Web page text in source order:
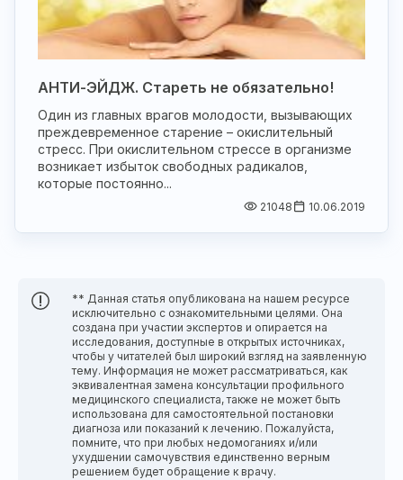
АНТИ-ЭЙДЖ. Стареть не обязательно!
Один из главных врагов молодости, вызывающих
преждевременное старение – окислительный
стресс. При окислительном стрессе в организме
возникает избыток свободных радикалов,
которые постоянно...
21048 10.06.2019
** Данная статья опубликована на нашем ресурсе
исключительно с ознакомительными целями. Она
создана при участии экспертов и опирается на
исследования, доступные в открытых источниках,
чтобы у читателей был широкий взгляд на заявленную
тему. Информация не может рассматриваться, как
эквивалентная замена консультации профильного
медицинского специалиста, также не может быть
использована для самостоятельной постановки
диагноза или показаний к лечению. Пожалуйста,
помните, что при любых недомоганиях и/или
ухудшении самочувствия единственно верным
решением будет обращение к врачу.